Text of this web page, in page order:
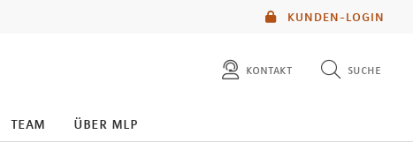
KUNDEN-LOGIN
kontakt suche
team über mlp